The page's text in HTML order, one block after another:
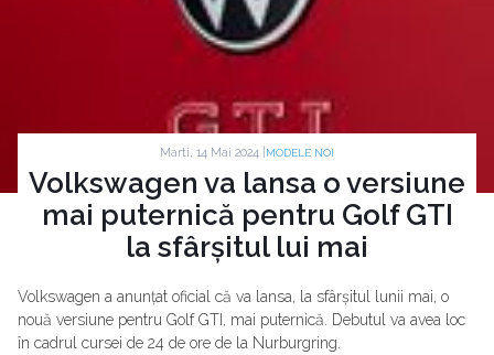
Marti, 14 Mai 2024 | MODELE NOI
Volkswagen va lansa o versiune
mai puternică pentru Golf GTI
la sfârșitul lui mai
Volkswagen a anunțat oficial că va lansa, la sfârșitul lunii mai, o
nouă versiune pentru Golf GTI, mai puternică. Debutul va avea loc
în cadrul cursei de 24 de ore de la Nurburgring.